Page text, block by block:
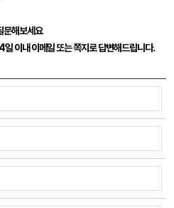
문해보세요
이내 이메일 또는 쪽지로 답변해드립니다.